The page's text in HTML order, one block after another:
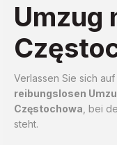
Umzug
Verlassen Sie sich
reibungslosen
Częstochowa , bei
steht.